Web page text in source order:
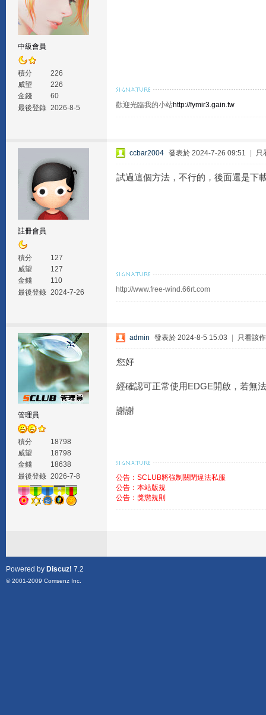
中級會員
積分
226
威望
226
金錢
60
最後登錄 2026-8-5 歡迎光臨我的小站http://fymir3.gain.tw
註冊會員
積分
127
威望
127
金錢
110
最後登錄 2024-7-26
ccbar2004 發表於 2024-7-26 09:51 只
試過這個方法，不行的，後面還是下
http://www.free-wind.66rt.com
管理員
積分
18798
威望
18798
金錢
18638
最後登錄 2026-7-8
admin 發表於 2024-8-5 15:03 只看該
您好
經確認可正常使用EDGE開啟，若無
謝謝
公告：SCLUB將強制關閉違法私服
公告：本站版規
公告：獎懲規則
Powered by Discuz! 7.2
© 2001-2009 Comsenz Inc.